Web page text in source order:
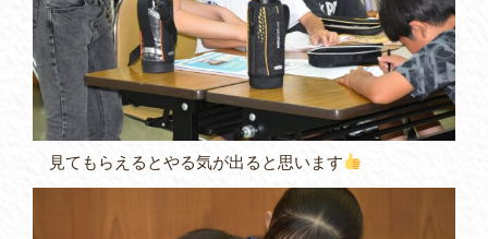
見てもらえるとやる気が出ると思います